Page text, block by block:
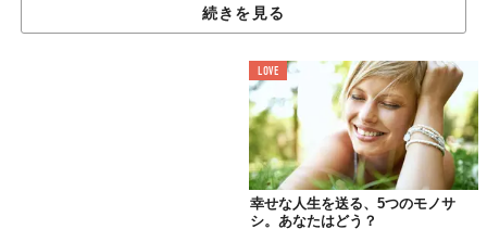
続きを見る
LOVE
幸せな人生を送る、5つのモノサ
シ。あなたはどう？